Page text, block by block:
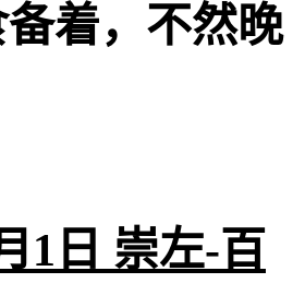
着，不然晚
1日 崇左-百